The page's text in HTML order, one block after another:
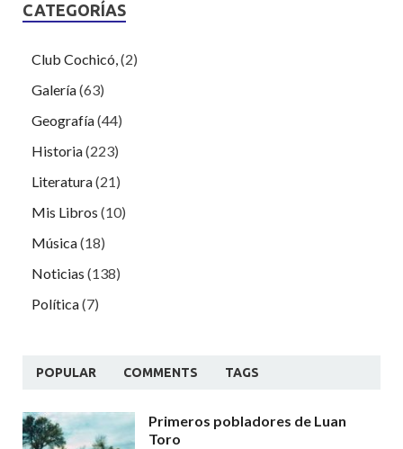
CATEGORÍAS
Club Cochicó,(2)
Galería(63)
Geografía(44)
Historia(223)
Literatura(21)
Mis Libros (10)
Música(18)
Noticias (138)
Política(7)
POPULAR COMMENTS TAGS
Primeros pobladores de Luan
Toro